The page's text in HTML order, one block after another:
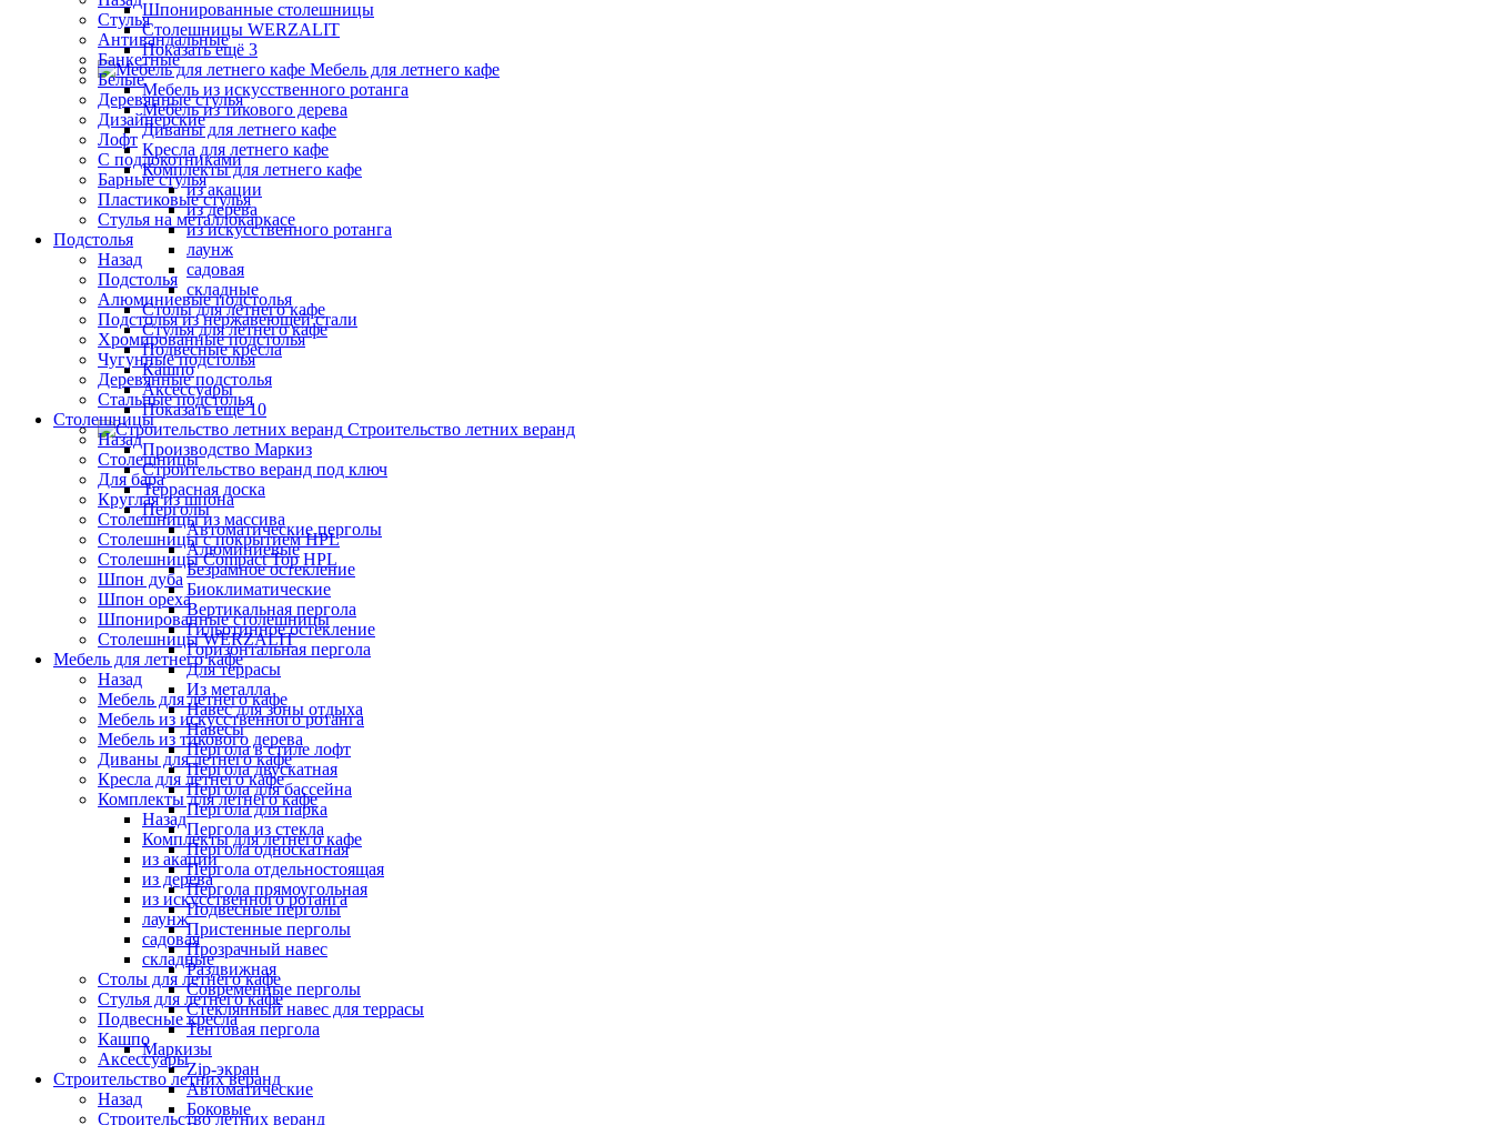
Шпонированные столешницы
Столешницы WERZALIT
Показать ещё 3
Мебель для летнего кафе
Мебель из искусственного ротанга
Мебель из тикового дерева
Диваны для летнего кафе
Кресла для летнего кафе
Комплекты для летнего кафе
из акации
из дерева
из искусственного ротанга
лаунж
садовая
складные
Столы для летнего кафе
Стулья для летнего кафе
Подвесные кресла
Кашпо
Аксессуары
Показать ещё 10
Строительство летних веранд
Производство Маркиз
Строительство веранд под ключ
Террасная доска
Перголы
Автоматические перголы
Алюминиевые
Безрамное остекление
Биоклиматические
Вертикальная пергола
Гильотинное остекление
Горизонтальная пергола
Для террасы
Из металла
Навес для зоны отдыха
Навесы
Пергола в стиле лофт
Пергола двускатная
Пергола для бассейна
Пергола для парка
Пергола из стекла
Пергола односкатная
Пергола отдельностоящая
Пергола прямоугольная
Подвесные перголы
Пристенные перголы
Прозрачный навес
Раздвижная
Современные перголы
Стеклянный навес для террасы
Тентовая пергола
Маркизы
Zip-экран
Автоматические
Боковые
Стулья
Антивандальные
Банкетные
Белые
Деревянные стулья
Дизайнерские
Лофт
С подлокотниками
Барные стулья
Пластиковые стулья
Стулья на металлокаркасе
Подстолья
Назад
Подстолья
Алюминиевые подстолья
Подстолья из нержавеющей стали
Хромированные подстолья
Чугунные подстолья
Деревянные подстолья
Стальные подстолья
Столешницы
Назад
Столешницы
Для бара
Круглая из шпона
Столешницы из массива
Столешницы с покрытием HPL
Столешницы Сompact Top HPL
Шпон дуба
Шпон ореха
Шпонированные столешницы
Столешницы WERZALIT
Мебель для летнего кафе
Назад
Мебель для летнего кафе
Мебель из искусственного ротанга
Мебель из тикового дерева
Диваны для летнего кафе
Кресла для летнего кафе
Комплекты для летнего кафе
Назад
Комплекты для летнего кафе
из акации
из дерева
из искусственного ротанга
лаунж
садовая
складные
Столы для летнего кафе
Стулья для летнего кафе
Подвесные кресла
Кашпо
Аксессуары
Строительство летних веранд
Назад
Строительство летних веранд